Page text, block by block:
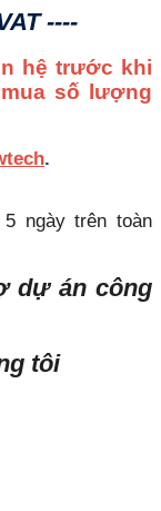
----
hệ trước khi
số lượng
.
ngày trên toàn
dự án công
tôi